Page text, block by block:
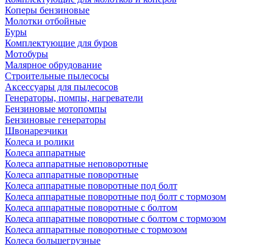
Коперы бензиновые
Молотки отбойные
Буры
Комплектующие для буров
Мотобуры
Малярное обрудование
Строительные пылесосы
Аксессуары для пылесосов
Генераторы, помпы, нагреватели
Бензиновые мотопомпы
Бензиновые генераторы
Швонарезчики
Колеса и ролики
Колеса аппаратные
Колеса аппаратные неповоротные
Колеса аппаратные поворотные
Колеса аппаратные поворотные под болт
Колеса аппаратные поворотные под болт с тормозом
Колеса аппаратные поворотные с болтом
Колеса аппаратные поворотные с болтом с тормозом
Колеса аппаратные поворотные с тормозом
Колеса большегрузные